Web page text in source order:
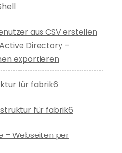
aus CSV erstellen
Active Directory –
exportieren
für fabrik6
für fabrik6
– Webseiten per